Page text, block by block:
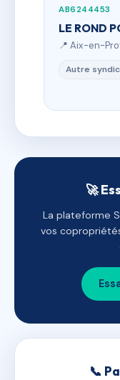
AB6244453
LE ROND
📍 Aix-en-
Autre syndic
🚀
La plateforme
vos
📞